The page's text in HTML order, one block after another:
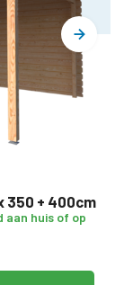
350 + 400cm
aan huis of op